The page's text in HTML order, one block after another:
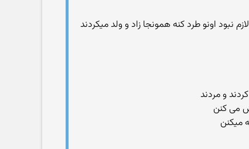
اونو طرد کنه همونجا زاد و ولد میکردند
و مردند
می کنن